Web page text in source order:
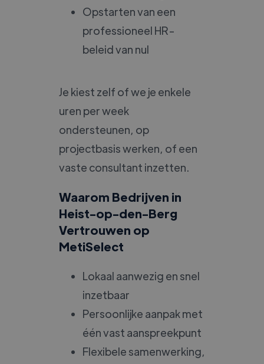
Opstarten van een
professioneel HR-
beleid van nul
Je kiest zelf of we je enkele
uren per week
ondersteunen, op
projectbasis werken, of een
vaste consultant inzetten.
Waarom Bedrijven in
Heist-op-den-Berg
Vertrouwen op
MetiSelect
Lokaal aanwezig en snel
inzetbaar
Persoonlijke aanpak met
één vast aanspreekpunt
Flexibele samenwerking,